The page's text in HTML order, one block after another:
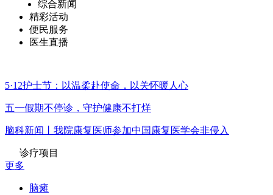
综合新闻
精彩活动
便民服务
医生直播
5·12护士节：以温柔赴使命，以关怀暖人心
五一假期不停诊，守护健康不打烊
脑科新闻丨我院康复医师参加中国康复医学会非侵入
诊疗项目
更多
脑瘫